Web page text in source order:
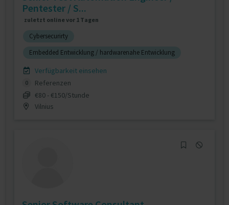
Pentester / S...
zuletzt online vor 1 Tagen
Cybersecurirty
Embedded Entwicklung / hardwarenahe Entwicklung
Verfügbarkeit einsehen
0
Referenzen
€80 - €150/Stunde
Vilnius